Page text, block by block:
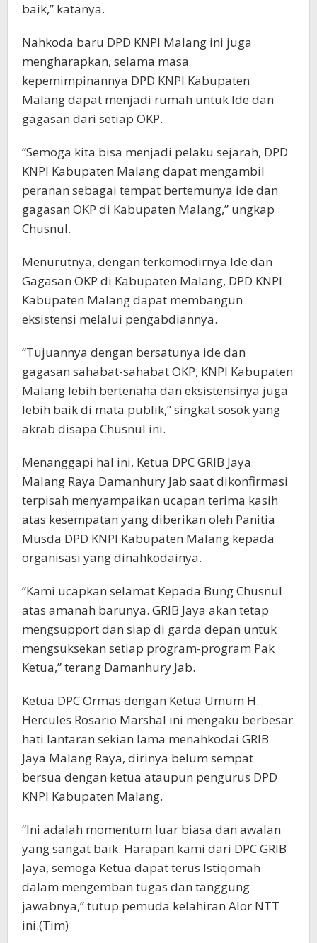
baik,” katanya.
Nahkoda baru DPD KNPI Malang ini juga
mengharapkan, selama masa
kepemimpinannya DPD KNPI Kabupaten
Malang dapat menjadi rumah untuk Ide dan
gagasan dari setiap OKP.
“Semoga kita bisa menjadi pelaku sejarah, DPD
KNPI Kabupaten Malang dapat mengambil
peranan sebagai tempat bertemunya ide dan
gagasan OKP di Kabupaten Malang,” ungkap
Chusnul.
Menurutnya, dengan terkomodirnya Ide dan
Gagasan OKP di Kabupaten Malang, DPD KNPI
Kabupaten Malang dapat membangun
eksistensi melalui pengabdiannya.
“Tujuannya dengan bersatunya ide dan
gagasan sahabat-sahabat OKP, KNPI Kabupaten
Malang lebih bertenaha dan eksistensinya juga
lebih baik di mata publik,” singkat sosok yang
akrab disapa Chusnul ini.
Menanggapi hal ini, Ketua DPC GRIB Jaya
Malang Raya Damanhury Jab saat dikonfirmasi
terpisah menyampaikan ucapan terima kasih
atas kesempatan yang diberikan oleh Panitia
Musda DPD KNPI Kabupaten Malang kepada
organisasi yang dinahkodainya.
“Kami ucapkan selamat Kepada Bung Chusnul
atas amanah barunya. GRIB Jaya akan tetap
mengsupport dan siap di garda depan untuk
mengsuksekan setiap program-program Pak
Ketua,” terang Damanhury Jab.
Ketua DPC Ormas dengan Ketua Umum H.
Hercules Rosario Marshal ini mengaku berbesar
hati lantaran sekian lama menahkodai GRIB
Jaya Malang Raya, dirinya belum sempat
bersua dengan ketua ataupun pengurus DPD
KNPI Kabupaten Malang.
“Ini adalah momentum luar biasa dan awalan
yang sangat baik. Harapan kami dari DPC GRIB
Jaya, semoga Ketua dapat terus Istiqomah
dalam mengemban tugas dan tanggung
jawabnya,” tutup pemuda kelahiran Alor NTT
ini.(Tim)